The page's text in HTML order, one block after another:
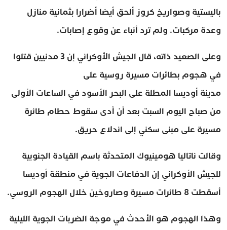
باليستية وصواريخ كروز ألحق أيضا أضرارا بثمانية منازل
وعدة مركبات. ولم ترد أنباء عن وقوع إصابات.
وعلى الصعيد ذاته، قال الجيش الأوكراني إن 3 مدنيين قتلوا
في هجوم بطائرات مسيرة روسية على
مدينة أوديسا المطلة على البحر الأسود في الساعات الأولى
من صباح اليوم السبت بعد أن أدى سقوط حطام طائرة
مسيرة على مبنى سكني إلى اندلاع حريق.
وقالت ناتاليا هومينيوك المتحدثة باسم القيادة الجنوبية
للجيش الأوكراني إن الدفاعات الجوية في منطقة أوديسا
أسقطت 8 طائرات مسيرة وصاروخين خلال الهجوم الروسي.
وهذا الهجوم هو الأحدث في موجة الضربات الجوية الليلية